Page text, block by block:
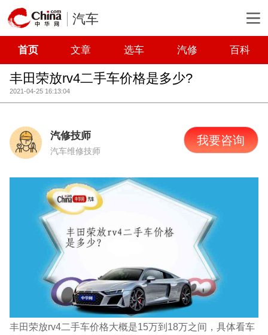
汽车
首页 文章 选车 汽修 百科
丰田荣放rv4二手车价格是多少?
2021-04-25 16:13:04
汽修技师
汽车维修技师
我要咨询
丰田荣放rv4二手车价格大概是15万到18万之间，具体看车